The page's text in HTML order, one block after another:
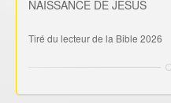
NAISSANCE DE JESUS
Tiré du lecteur de la Bible 2026